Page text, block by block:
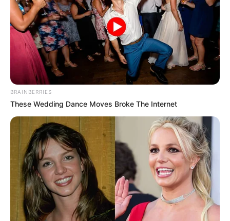
BRAINBERRIES
These Wedding Dance Moves Broke The Internet